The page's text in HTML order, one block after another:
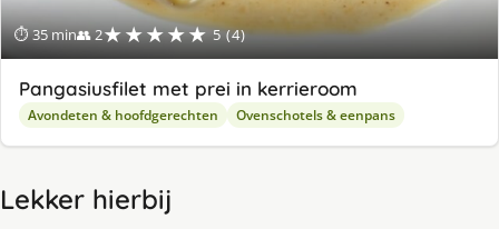
⏱ 35 min👥 2★★★★★ 5 (4)
Pangasiusfilet met prei in kerrieroom
Avondeten & hoofdgerechten Ovenschotels & eenpans
Lekker hierbij